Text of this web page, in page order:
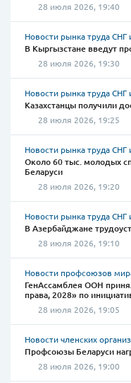
28 июля 2026, 19:40
Новости рынка труда СНГ
В Кыргызстане введут
28 июля 2026, 19:30
Новости рынка труда СНГ
Казахстанцы получили
28 июля 2026, 19:25
Новости рынка труда СНГ
Около 60 тыс. молодых
Беларуси
28 июля 2026, 19:20
Новости рынка труда СНГ
В Азербайджане
28 июля 2026, 19:10
Новости профсоюзов
ГенАссамблея ООН
права, 2028» по
28 июля 2026, 19:05
Новости членских
Профсоюзы Беларуси
28 июля 2026, 19:00